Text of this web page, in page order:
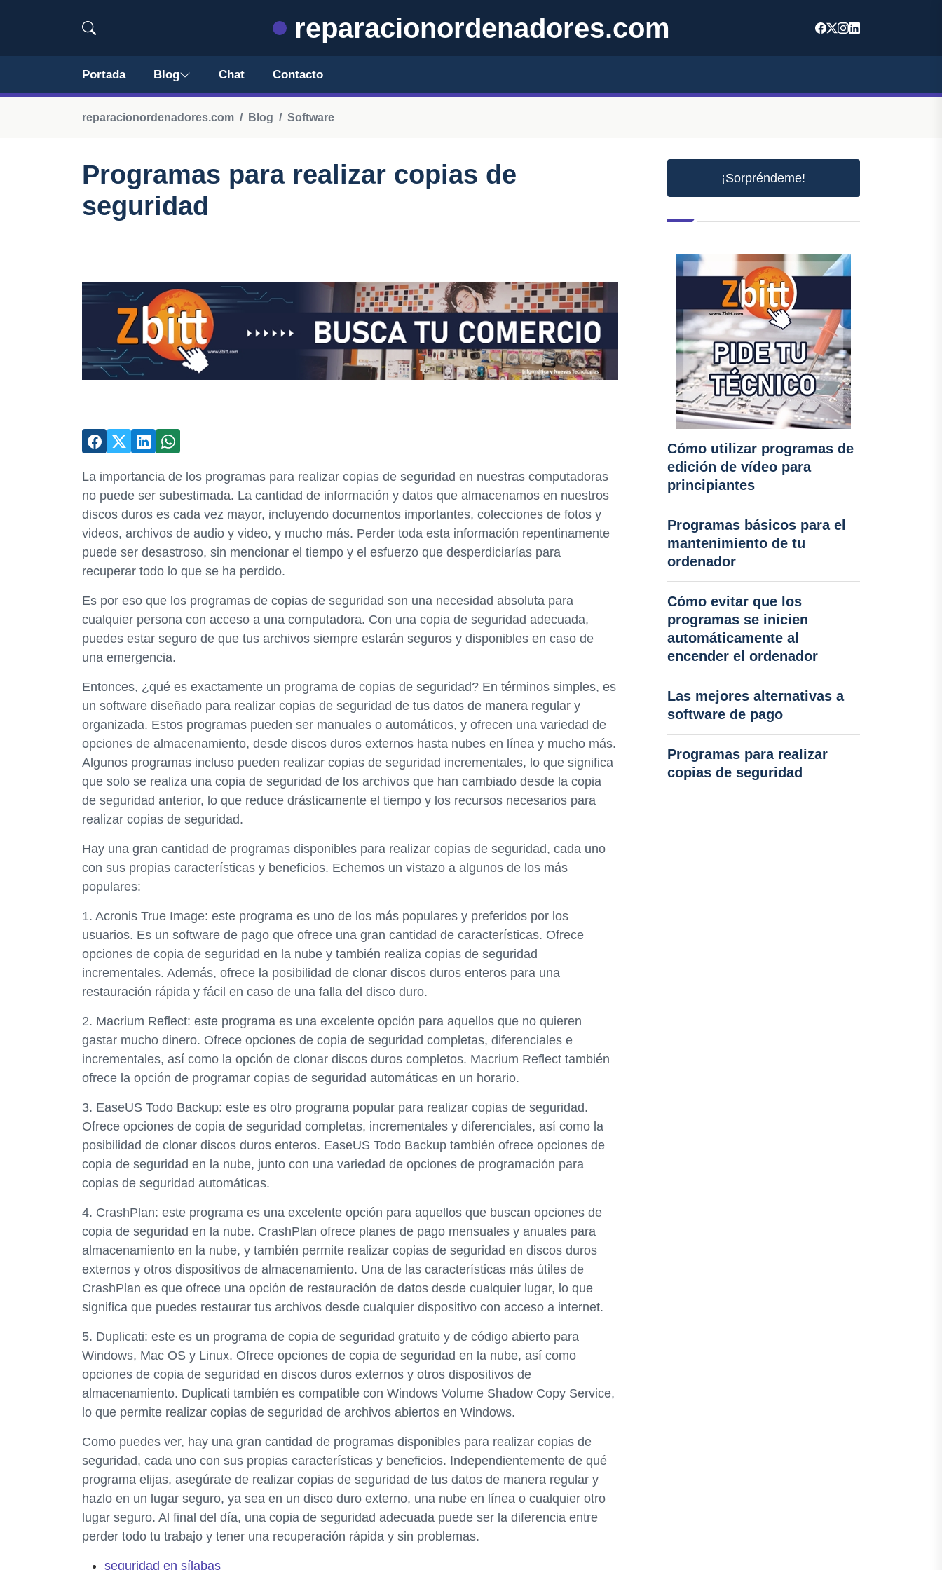
reparacionordenadores.com
Portada Blog Chat Contacto
reparacionordenadores.com Blog Software
Programas para realizar copias de
seguridad
La importancia de los programas para realizar copias de seguridad en nuestras computadoras
no puede ser subestimada. La cantidad de información y datos que almacenamos en nuestros
discos duros es cada vez mayor, incluyendo documentos importantes, colecciones de fotos y
videos, archivos de audio y video, y mucho más. Perder toda esta información repentinamente
puede ser desastroso, sin mencionar el tiempo y el esfuerzo que desperdiciarías para
recuperar todo lo que se ha perdido.
Es por eso que los programas de copias de seguridad son una necesidad absoluta para
cualquier persona con acceso a una computadora. Con una copia de seguridad adecuada,
puedes estar seguro de que tus archivos siempre estarán seguros y disponibles en caso de
una emergencia.
Entonces, ¿qué es exactamente un programa de copias de seguridad? En términos simples, es
un software diseñado para realizar copias de seguridad de tus datos de manera regular y
organizada. Estos programas pueden ser manuales o automáticos, y ofrecen una variedad de
opciones de almacenamiento, desde discos duros externos hasta nubes en línea y mucho más.
Algunos programas incluso pueden realizar copias de seguridad incrementales, lo que significa
que solo se realiza una copia de seguridad de los archivos que han cambiado desde la copia
de seguridad anterior, lo que reduce drásticamente el tiempo y los recursos necesarios para
realizar copias de seguridad.
Hay una gran cantidad de programas disponibles para realizar copias de seguridad, cada uno
con sus propias características y beneficios. Echemos un vistazo a algunos de los más
populares:
1. Acronis True Image: este programa es uno de los más populares y preferidos por los
usuarios. Es un software de pago que ofrece una gran cantidad de características. Ofrece
opciones de copia de seguridad en la nube y también realiza copias de seguridad
incrementales. Además, ofrece la posibilidad de clonar discos duros enteros para una
restauración rápida y fácil en caso de una falla del disco duro.
2. Macrium Reflect: este programa es una excelente opción para aquellos que no quieren
gastar mucho dinero. Ofrece opciones de copia de seguridad completas, diferenciales e
incrementales, así como la opción de clonar discos duros completos. Macrium Reflect también
ofrece la opción de programar copias de seguridad automáticas en un horario.
3. EaseUS Todo Backup: este es otro programa popular para realizar copias de seguridad.
Ofrece opciones de copia de seguridad completas, incrementales y diferenciales, así como la
posibilidad de clonar discos duros enteros. EaseUS Todo Backup también ofrece opciones de
copia de seguridad en la nube, junto con una variedad de opciones de programación para
copias de seguridad automáticas.
4. CrashPlan: este programa es una excelente opción para aquellos que buscan opciones de
copia de seguridad en la nube. CrashPlan ofrece planes de pago mensuales y anuales para
almacenamiento en la nube, y también permite realizar copias de seguridad en discos duros
externos y otros dispositivos de almacenamiento. Una de las características más útiles de
CrashPlan es que ofrece una opción de restauración de datos desde cualquier lugar, lo que
significa que puedes restaurar tus archivos desde cualquier dispositivo con acceso a internet.
5. Duplicati: este es un programa de copia de seguridad gratuito y de código abierto para
Windows, Mac OS y Linux. Ofrece opciones de copia de seguridad en la nube, así como
opciones de copia de seguridad en discos duros externos y otros dispositivos de
almacenamiento. Duplicati también es compatible con Windows Volume Shadow Copy Service,
lo que permite realizar copias de seguridad de archivos abiertos en Windows.
Como puedes ver, hay una gran cantidad de programas disponibles para realizar copias de
seguridad, cada uno con sus propias características y beneficios. Independientemente de qué
programa elijas, asegúrate de realizar copias de seguridad de tus datos de manera regular y
hazlo en un lugar seguro, ya sea en un disco duro externo, una nube en línea o cualquier otro
lugar seguro. Al final del día, una copia de seguridad adecuada puede ser la diferencia entre
perder todo tu trabajo y tener una recuperación rápida y sin problemas.
seguridad en sílabas
¡Sorpréndeme!
Cómo utilizar programas de
edición de vídeo para
principiantes
Programas básicos para el
mantenimiento de tu
ordenador
Cómo evitar que los
programas se inicien
automáticamente al
encender el ordenador
Las mejores alternativas a
software de pago
Programas para realizar
copias de seguridad